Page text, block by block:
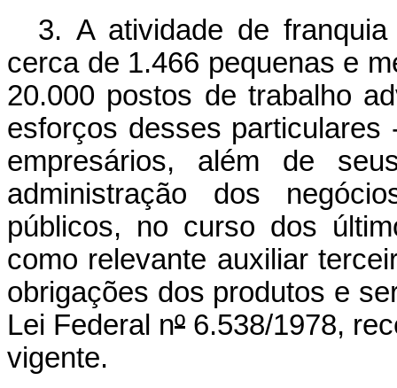
3. A atividade de
cerca de 1.466 pequenas e
20.000 postos de trabalho
esforços desses particulares
empresários, além de
administração dos
públicos, no curso dos
como relevante auxiliar
obrigações dos produtos e
Lei Federal nº 6.538/1978,
vigente.